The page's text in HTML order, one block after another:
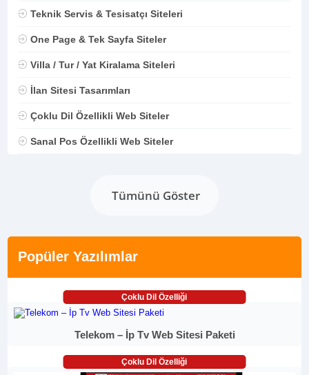
Teknik Servis & Tesisatçı Siteleri
One Page & Tek Sayfa Siteler
Villa / Tur / Yat Kiralama Siteleri
İlan Sitesi Tasarımları
Çoklu Dil Özellikli Web Siteler
Sanal Pos Özellikli Web Siteler
Tümünü Göster
Popüler Yazılımlar
Çoklu Dil Özelliği
Telekom – İp Tv Web Sitesi Paketi
Çoklu Dil Özelliği